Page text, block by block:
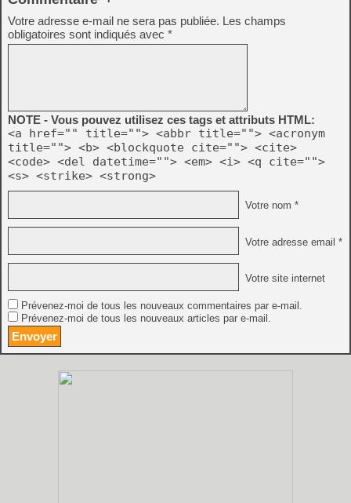
Votre adresse e-mail ne sera pas publiée. Les champs
obligatoires sont indiqués avec *
NOTE - Vous pouvez utilisez ces tags et attributs HTML:
<a href="" title=""> <abbr title=""> <acronym
title=""> <b> <blockquote cite=""> <cite>
<code> <del datetime=""> <em> <i> <q cite="">
<s> <strike> <strong>
Votre nom *
Votre adresse email *
Votre site internet
Prévenez-moi de tous les nouveaux commentaires par e-mail.
Prévenez-moi de tous les nouveaux articles par e-mail.